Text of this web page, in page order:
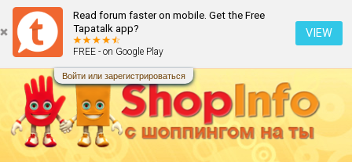
Read forum faster on mobile. Get the Free
Tapatalk app?
FREE - on Google Play
VIEW
Войти или зарегистрироваться